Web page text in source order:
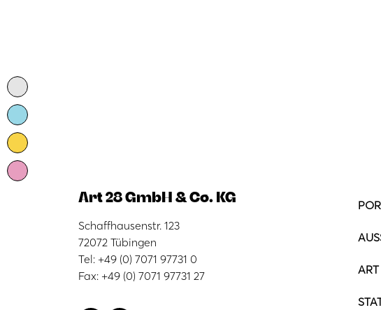
Art 28 GmbH & Co. KG
Schaffhausenstr. 123
72072 Tübingen
Tel: +49 (0) 7071 97731 0
Fax: +49 (0) 7071 97731 27
ART